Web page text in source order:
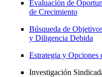
Evaluación de
de Crecimiento
Búsqueda de
y Diligencia Debida
Estrategia y Opciones
Investigación